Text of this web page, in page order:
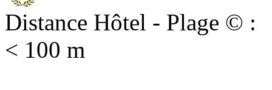
Distance Hôtel - Plage © :
< 100 m